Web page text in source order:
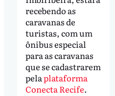
recebendo as
caravanas de
turistas, com um
ônibus especial
para as caravanas
que se cadastrarem
pelaplataforma
Conecta Recife.